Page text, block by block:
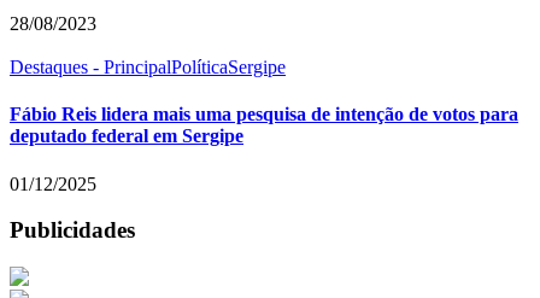
28/08/2023
Destaques - PrincipalPolíticaSergipe
Fábio Reis lidera mais uma pesquisa de intenção de votos para
deputado federal em Sergipe
01/12/2025
Publicidades